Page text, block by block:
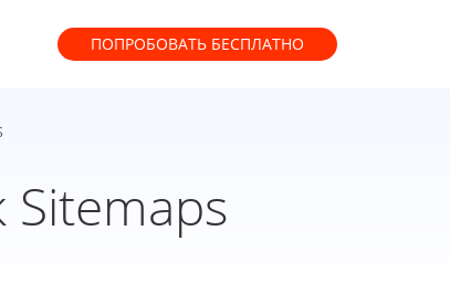
ПОПРОБОВАТЬ БЕСПЛАТНО